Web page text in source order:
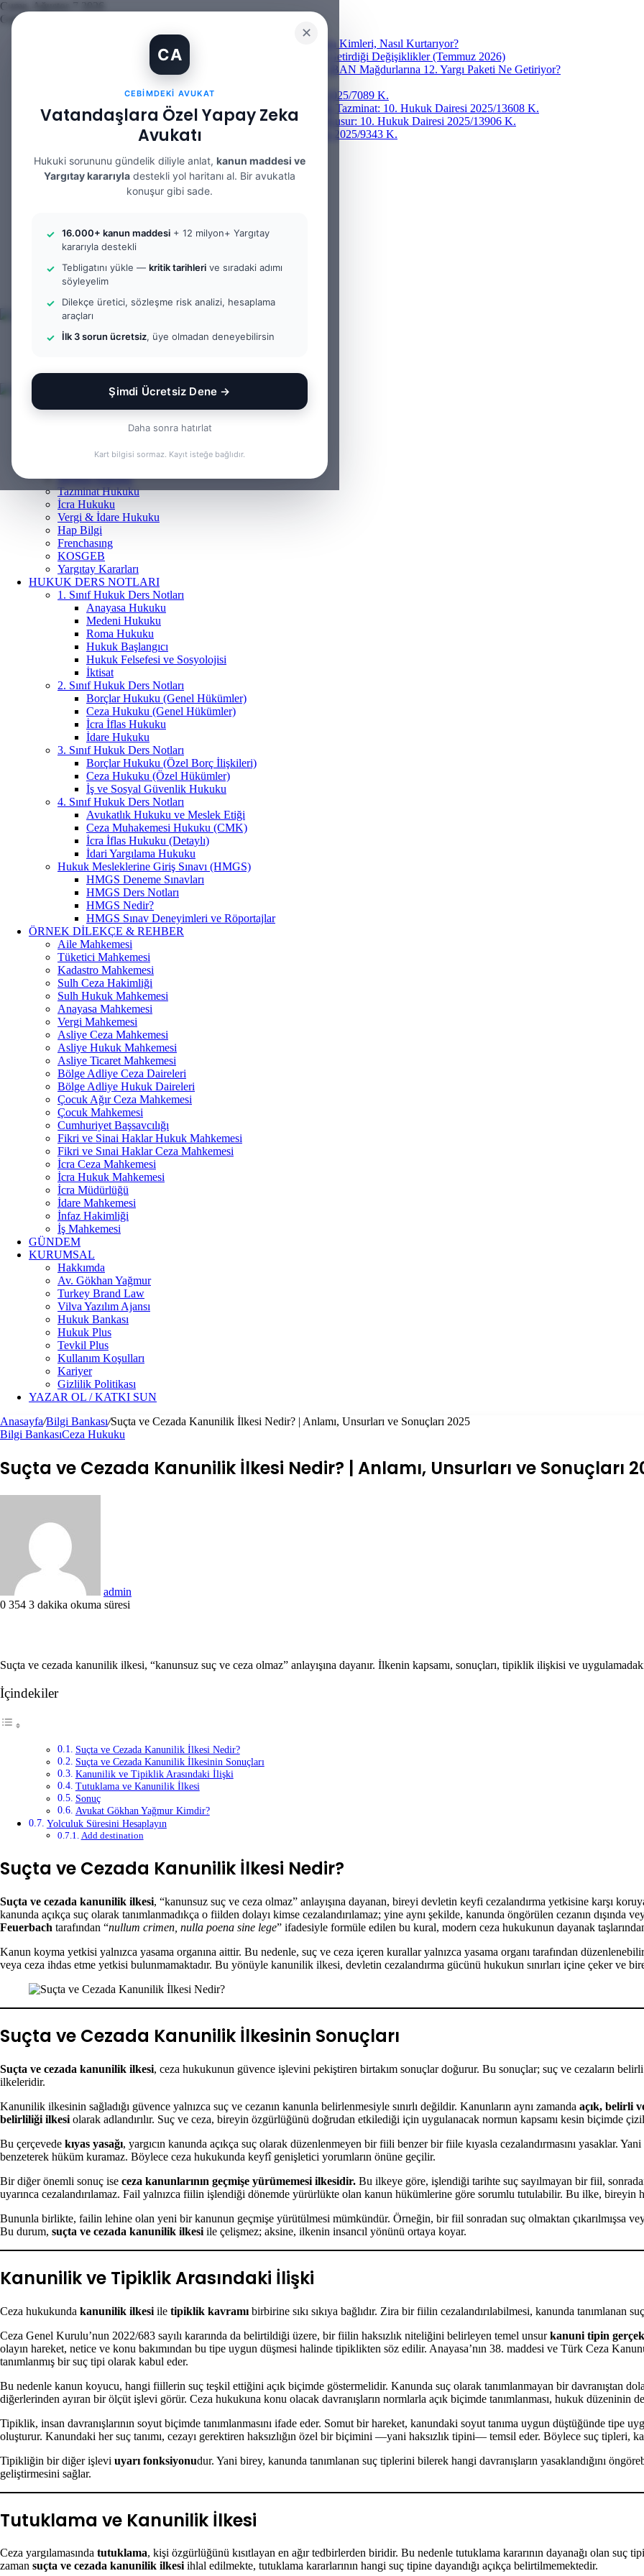
✕
CA
CEBIMDEKI AVUKAT
Vatandaşlara Özel Yapay Zeka
Avukatı
Hukuki sorununu gündelik diliyle anlat, kanun maddesi ve
Yargıtay kararıyla destekli yol haritanı al. Bir avukatla
konuşur gibi sade.
16.000+ kanun maddesi + 12 milyon+ Yargıtay
kararıyla destekli
Tebligatını yükle — kritik tarihleri ve sıradaki adımı
söyleyelim
Dilekçe üretici, sözleşme risk analizi, hesaplama
araçları
İlk 3 sorun ücretsiz, üye olmadan deneyebilirsin
Şimdi Ücretsiz Dene →
Daha sonra hatırlat
Kart bilgisi sormaz. Kayıt isteğe bağlıdır.
Cuma, Ağustos 7 2026
Güncel Makale
İBAN Kiralama Cezasında Yeni Dönem: TCK 158’e Eklenen Fıkra Kimleri, Nasıl Kurtarıyor?
12. Yargı Paketi Kabul Edildi: Avukat Gözüyle Tüm Maddeler ve Getirdiği Değişiklikler (Temmuz 2026)
Banka Hesabımı Dolandırıcılara Kullandırdım, Başıma Ne Gelir? IBAN Mağdurlarına 12. Yargı Paketi Ne Getiriyor?
Yargıtay Kararı İncelemesi ve Tanık Beyanları: 9. Hukuk Dairesi 2025/7089 K.
Kusur Belirlemesinin Maddi ve Manevi Tazminata Etkisi ve Maddi Tazminat: 10. Hukuk Dairesi 2025/13608 K.
Kusur Belirlemesinin Maddi ve Manevi Tazminata Etkisi ve Ağır Kusur: 10. Hukuk Dairesi 2025/13906 K.
Kira Sözleşmesinin Feshi ve Bilirkişi İncelemesi: 9. Hukuk Dairesi 2025/9343 K.
Yargıtay Kararı İncelemesi: 2. Ceza Dairesi 2026/4266 K.
Facebook
WhatsApp
Rastgele
Makale
Kenar
Bölmesi
Arama
yap
Menü
...
Ol
ANASAYFA
Ceza Hukuku
Medeni Hukuku
Tazminat Hukuku
İcra Hukuku
Vergi & İdare Hukuku
Hap Bilgi
Frenchasıng
KOSGEB
Yargıtay Kararları
HUKUK DERS NOTLARI
1. Sınıf Hukuk Ders Notları
Anayasa Hukuku
Medeni Hukuku
Roma Hukuku
Hukuk Başlangıcı
Hukuk Felsefesi ve Sosyolojisi
İktisat
2. Sınıf Hukuk Ders Notları
Borçlar Hukuku (Genel Hükümler)
Ceza Hukuku (Genel Hükümler)
İcra İflas Hukuku
İdare Hukuku
3. Sınıf Hukuk Ders Notları
Borçlar Hukuku (Özel Borç İlişkileri)
Ceza Hukuku (Özel Hükümler)
İş ve Sosyal Güvenlik Hukuku
4. Sınıf Hukuk Ders Notları
Avukatlık Hukuku ve Meslek Etiği
Ceza Muhakemesi Hukuku (CMK)
İcra İflas Hukuku (Detaylı)
İdari Yargılama Hukuku
Hukuk Mesleklerine Giriş Sınavı (HMGS)
HMGS Deneme Sınavları
HMGS Ders Notları
HMGS Nedir?
HMGS Sınav Deneyimleri ve Röportajlar
ÖRNEK DILEKÇE & REHBER
Aile Mahkemesi
Tüketici Mahkemesi
Kadastro Mahkemesi
Sulh Ceza Hakimliği
Sulh Hukuk Mahkemesi
Anayasa Mahkemesi
Vergi Mahkemesi
Asliye Ceza Mahkemesi
Asliye Hukuk Mahkemesi
Asliye Ticaret Mahkemesi
Bölge Adliye Ceza Daireleri
Bölge Adliye Hukuk Daireleri
Çocuk Ağır Ceza Mahkemesi
Çocuk Mahkemesi
Cumhuriyet Başsavcılığı
Fikri ve Sinai Haklar Hukuk Mahkemesi
Fikri ve Sınai Haklar Ceza Mahkemesi
İcra Ceza Mahkemesi
İcra Hukuk Mahkemesi
İcra Müdürlüğü
İdare Mahkemesi
İnfaz Hakimliği
İş Mahkemesi
GÜNDEM
KURUMSAL
Hakkımda
Av. Gökhan Yağmur
Turkey Brand Law
Vilva Yazılım Ajansı
Hukuk Bankası
Hukuk Plus
Tevkil Plus
Kullanım Koşulları
Kariyer
Gizlilik Politikası
YAZAR OL / KATKI SUN
Anasayfa/Bilgi Bankası/Suçta ve Cezada Kanunilik İlkesi Nedir? | Anlamı, Unsurları ve Sonuçları 2025
Bilgi BankasıCeza Hukuku
Suçta ve Cezada Kanunilik İlkesi Nedir? | Anlamı, Unsurları ve Sonuçları
admin
0 354 3 dakika okuma süresi
Suçta ve cezada kanunilik ilkesi, “kanunsuz suç ve ceza olmaz” anlayışına dayanır. İlkenin kapsamı, sonuçları, tipiklik ilişkisi ve uygulamadaki
İçindekiler
Suçta ve Cezada Kanunilik İlkesi Nedir?
Suçta ve Cezada Kanunilik İlkesinin Sonuçları
Kanunilik ve Tipiklik Arasındaki İlişki
Tutuklama ve Kanunilik İlkesi
Sonuç
Avukat Gökhan Yağmur Kimdir?
Yolculuk Süresini Hesaplayın
Add destination
Suçta ve Cezada Kanunilik İlkesi Nedir?
Suçta ve cezada kanunilik ilkesi, “kanunsuz suç ve ceza olmaz” anlayışına dayanan, bireyi devletin keyfi cezalandırma yetkisine karşı
kanunda açıkça suç olarak tanımlanmadıkça o fiilden dolayı kimse cezalandırılamaz; yine aynı şekilde, kanunda öngörülen cezanın dışında
Feuerbach tarafından “nullum crimen, nulla poena sine lege” ifadesiyle formüle edilen bu kural, modern ceza hukukunun dayanak
Kanun koyma yetkisi yalnızca yasama organına aittir. Bu nedenle, suç ve ceza içeren kurallar yalnızca yasama organı tarafından
veya ceza ihdas etme yetkisi bulunmamaktadır. Bu yönüyle kanunilik ilkesi, devletin cezalandırma gücünü hukukun sınırları içine çeker ve
Suçta ve Cezada Kanunilik İlkesinin Sonuçları
Suçta ve cezada kanunilik ilkesi, ceza hukukunun güvence işlevini pekiştiren birtakım sonuçlar doğurur. Bu sonuçlar; suç ve cezaların belirli
ilkeleridir.
Kanunilik ilkesinin sağladığı güvence yalnızca suç ve cezanın kanunla belirlenmesiyle sınırlı değildir. Kanunların aynı zamanda açık, belirli
belirliliği ilkesi olarak adlandırılır. Suç ve ceza, bireyin özgürlüğünü doğrudan etkilediği için uygulanacak normun kapsamı kesin biçimde
Bu çerçevede kıyas yasağı, yargıcın kanunda açıkça suç olarak düzenlenmeyen bir fiili benzer bir fiile kıyasla cezalandırmasını yasaklar.
benzeterek hüküm kuramaz. Böylece ceza hukukunda keyfî genişletici yorumların önüne geçilir.
Bir diğer önemli sonuç ise ceza kanunlarının geçmişe yürümemesi ilkesidir. Bu ilkeye göre, işlendiği tarihte suç sayılmayan bir fiil,
uyarınca cezalandırılamaz. Fail yalnızca fiilin işlendiği dönemde yürürlükte olan kanun hükümlerine göre sorumlu tutulabilir. Bu ilke,
Bununla birlikte, failin lehine olan yeni bir kanunun geçmişe yürütülmesi mümkündür. Örneğin, bir fiil sonradan suç olmaktan çıkarılmışsa
Bu durum, suçta ve cezada kanunilik ilkesi ile çelişmez; aksine, ilkenin insancıl yönünü ortaya koyar.
Kanunilik ve Tipiklik Arasındaki İlişki
Ceza hukukunda kanunilik ilkesi ile tipiklik kavramı birbirine sıkı sıkıya bağlıdır. Zira bir fiilin cezalandırılabilmesi, kanunda tanımlanan
Ceza Genel Kurulu’nun 2022/683 sayılı kararında da belirtildiği üzere, bir fiilin haksızlık niteliğini belirleyen temel unsurkanuni tipin
olayın hareket, netice ve konu bakımından bu tipe uygun düşmesi halinde tipiklikten söz edilir. Anayasa’nın 38. maddesi ve Türk Ceza
tanımlanmış bir suç tipi olarak kabul eder.
Bu nedenle kanun koyucu, hangi fiillerin suç teşkil ettiğini açık biçimde göstermelidir. Kanunda suç olarak tanımlanmayan bir davranıştan
diğerlerinden ayıran bir ölçüt işlevi görür. Ceza hukukuna konu olacak davranışların normlarla açık biçimde tanımlanması, hukuk düzeninin
Tipiklik, insan davranışlarının soyut biçimde tanımlanmasını ifade eder. Somut bir hareket, kanundaki soyut tanıma uygun düştüğünde tipe
oluşturur. Kanundaki her suç tanımı, cezayı gerektiren haksızlığın özel bir biçimini —yani haksızlık tipini— temsil eder. Böylece suç tipleri,
Tipikliğin bir diğer işlevi uyarı fonksiyonudur. Yani birey, kanunda tanımlanan suç tiplerini bilerek hangi davranışların yasaklandığını
geliştirmesini sağlar.
Tutuklama ve Kanunilik İlkesi
Ceza yargılamasında tutuklama, kişi özgürlüğünü kısıtlayan en ağır tedbirlerden biridir. Bu nedenle tutuklama kararının dayanağı olan
zaman suçta ve cezada kanunilik ilkesiihlal edilmekte, tutuklama kararlarının hangi suç tipine dayandığı açıkça belirtilmemektedir.